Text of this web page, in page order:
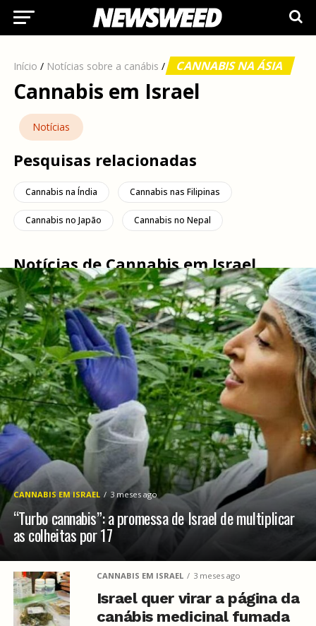
Início / Notícias sobre a canábis / CANNABIS NA ÁSIA
Cannabis em Israel
Notícias
Pesquisas relacionadas
Cannabis na Índia Cannabis nas Filipinas
Cannabis no Japão Cannabis no Nepal
Notícias de Cannabis em Israel
CANNABIS EM ISRAEL 3 meses ago
“Turbo cannabis”: a promessa de Israel de multiplicar
as colheitas por 17
CANNABIS EM ISRAEL 3 meses ago
Israel quer virar a página da
canábis medicinal fumada